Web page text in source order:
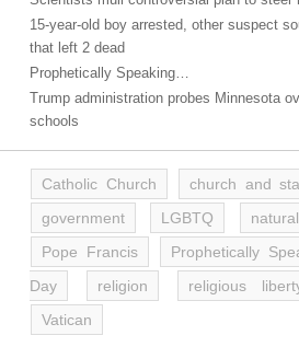
15-year-old boy arrested, other suspect
that left 2 dead
Prophetically Speaking…
Trump administration probes Minnesota
schools
Catholic Church church and
government
LGBTQ
Pope Francis
Prophetically
Day
religion religious
Vatican